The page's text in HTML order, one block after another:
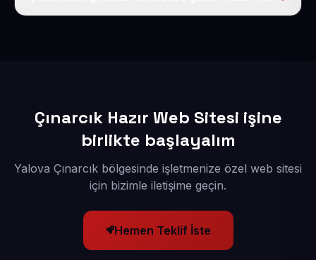
Çınarcık Hazır Web Sitesi işine
birlikte başlayalım
Yalova Çınarcık bölgesinde işletmenize özel web sitesi
için bizimle iletişime geçin.
Hemen Teklif İste